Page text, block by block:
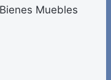
Muebles